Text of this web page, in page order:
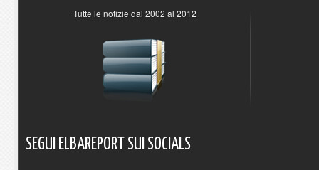
Tutte le notizie dal 2002 al 2012
SEGUI ELBAREPORT SUI SOCIALS